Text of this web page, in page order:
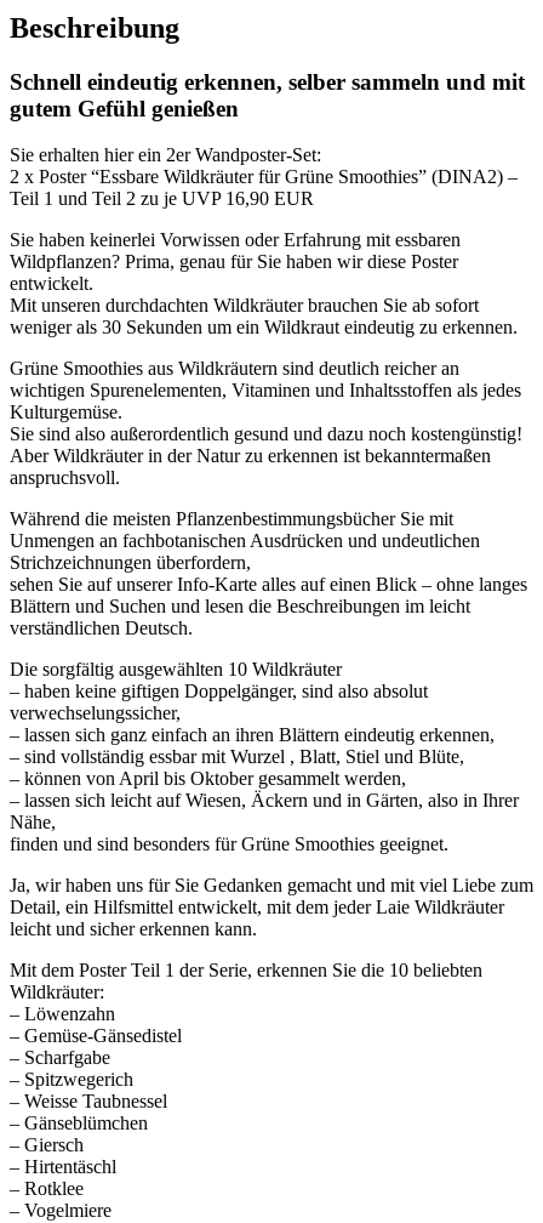
Beschreibung
Schnell eindeutig erkennen, selber sammeln und mit
gutem Gefühl genießen
Sie erhalten hier ein 2er Wandposter-Set:
2 x Poster “Essbare Wildkräuter für Grüne Smoothies” (DINA2) –
Teil 1 und Teil 2 zu je UVP 16,90 EUR
Sie haben keinerlei Vorwissen oder Erfahrung mit essbaren
Wildpflanzen? Prima, genau für Sie haben wir diese Poster
entwickelt.
Mit unseren durchdachten Wildkräuter brauchen Sie ab sofort
weniger als 30 Sekunden um ein Wildkraut eindeutig zu erkennen.
Grüne Smoothies aus Wildkräutern sind deutlich reicher an
wichtigen Spurenelementen, Vitaminen und Inhaltsstoffen als jedes
Kulturgemüse.
Sie sind also außerordentlich gesund und dazu noch kostengünstig!
Aber Wildkräuter in der Natur zu erkennen ist bekanntermaßen
anspruchsvoll.
Während die meisten Pflanzenbestimmungsbücher Sie mit
Unmengen an fachbotanischen Ausdrücken und undeutlichen
Strichzeichnungen überfordern,
sehen Sie auf unserer Info-Karte alles auf einen Blick – ohne langes
Blättern und Suchen und lesen die Beschreibungen im leicht
verständlichen Deutsch.
Die sorgfältig ausgewählten 10 Wildkräuter
– haben keine giftigen Doppelgänger, sind also absolut
verwechselungssicher,
– lassen sich ganz einfach an ihren Blättern eindeutig erkennen,
– sind vollständig essbar mit Wurzel , Blatt, Stiel und Blüte,
– können von April bis Oktober gesammelt werden,
– lassen sich leicht auf Wiesen, Äckern und in Gärten, also in Ihrer
Nähe,
finden und sind besonders für Grüne Smoothies geeignet.
Ja, wir haben uns für Sie Gedanken gemacht und mit viel Liebe zum
Detail, ein Hilfsmittel entwickelt, mit dem jeder Laie Wildkräuter
leicht und sicher erkennen kann.
Mit dem Poster Teil 1 der Serie, erkennen Sie die 10 beliebten
Wildkräuter:
– Löwenzahn
– Gemüse-Gänsedistel
– Scharfgabe
– Spitzwegerich
– Weisse Taubnessel
– Gänseblümchen
– Giersch
– Hirtentäschl
– Rotklee
– Vogelmiere